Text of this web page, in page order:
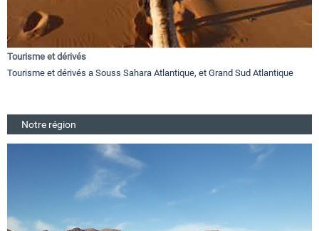
Tourisme et dérivés
Tourisme et dérivés a Souss Sahara Atlantique, et Grand Sud Atlantique
Notre région